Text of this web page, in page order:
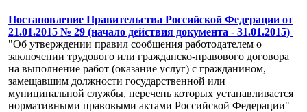
Постановление Правительства Российской Федерации от
21.01.2015 № 29 (начало действия документа - 31.01.2015)
"Об утверждении правил сообщения работодателем о
заключении трудового или гражданско-правового договора
на выполнение работ (оказание услуг) с гражданином,
замещавшим должности государственной или
муниципальной службы, перечень которых устанавливается
нормативными правовыми актами Российской Федерации"